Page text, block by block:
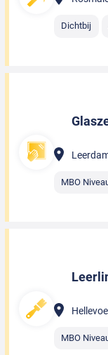
Dichtbij
MBO
MBO